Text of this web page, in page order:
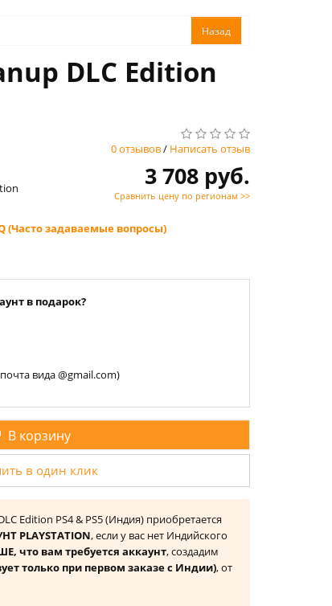
DLC Edition
0 отзывов/ Написать отзыв
3 708 руб.
Сравнить цену по регионам >>
(Часто задаваемые вопросы)
в подарок?
вида @gmail.com)
В корзину
в один клик
Edition PS4 & PS5 (Индия) приобретается
PLAYSTATION, если у вас нет Индийского
что вам требуется аккаунт, создадим
только при первом заказе с Индии), от